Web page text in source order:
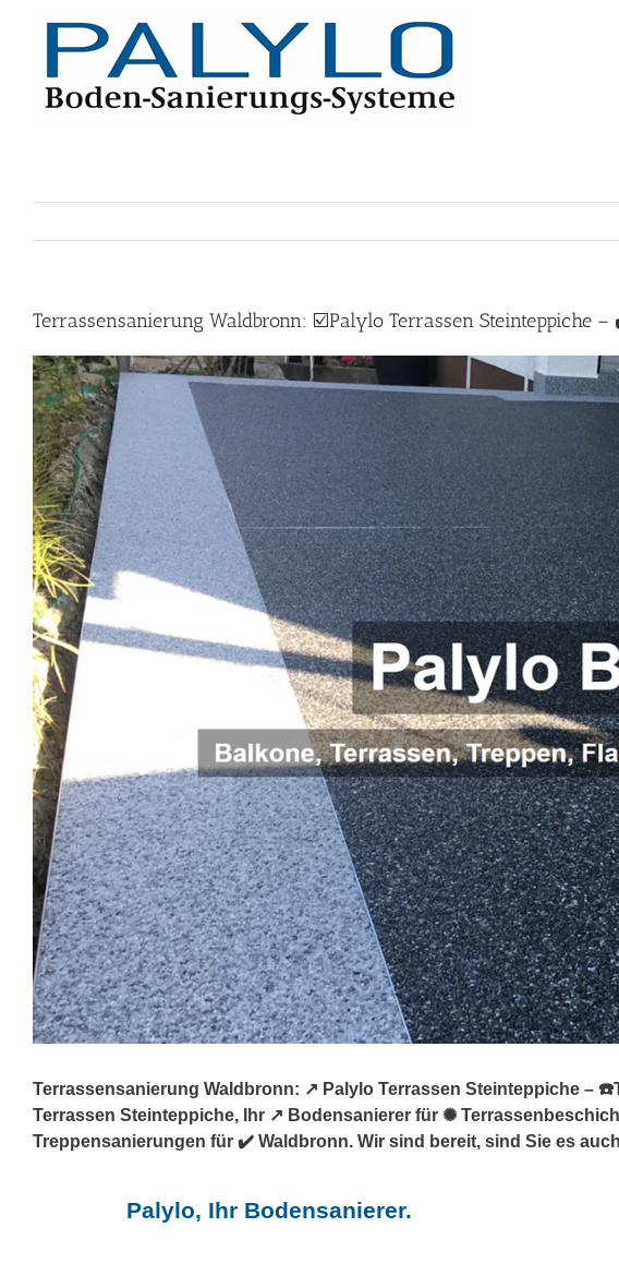
Terrassensanierung Waldbronn: ☑️Palylo Terrassen Steinteppiche
Terrassensanierung Waldbronn: ↗️ Palylo Terrassen Steinteppiche –
Terrassen Steinteppiche, Ihr ↗️ Bodensanierer für ✺
Treppensanierungen für ✔️ Waldbronn. Wir sind bereit, sind Sie es
Palylo, Ihr Bodensanierer.